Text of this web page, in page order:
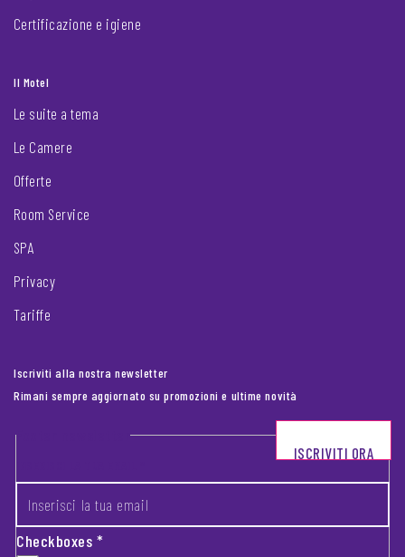
Certificazione e igiene
Il Motel
Le suite a tema
Le Camere
Offerte
Room Service
SPA
Privacy
Tariffe
Iscriviti alla nostra newsletter
Rimani sempre aggiornato su promozioni e ultime novità
Footer newsletter
Checkboxes*
ISCRIVITI ORA